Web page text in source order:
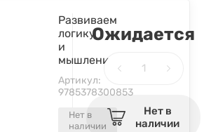
Нет в
наличии
Развиваем
логику
и
мышление
Артикул:
9785378300853
Ожидается
Нет в
наличии